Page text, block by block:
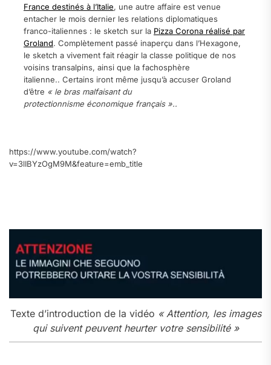
France destinés à l’Italie, une autre affaire est venue
entacher le mois dernier les relations diplomatiques
franco-italiennes : le sketch sur la Pizza Corona réalisé par
Groland. Complètement passé inaperçu dans l’Hexagone,
le sketch a vivement fait réagir la classe politique de nos
voisins transalpins, ainsi que la fachosphère
italienne.. Certains iront même jusqu’à accuser Groland
d’être « le bras malfaisant du
protectionnisme économique français »..
https://www.youtube.com/watch?
v=3lIBYzOgM9M&feature=emb_title
Texte d’introduction de la vidéo « Attention, les images
qui suivent peuvent heurter votre sensibilité »